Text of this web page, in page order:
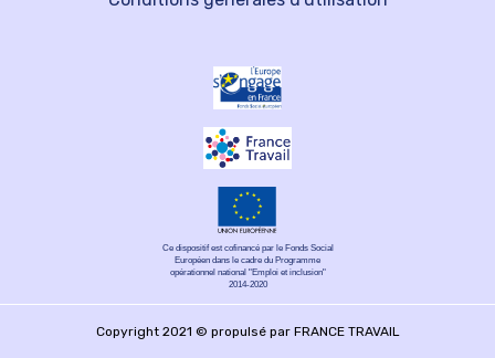
Ce dispositif est cofinancé par le Fonds Social
Européen dans le cadre du Programme
opérationnel national "Emploi et inclusion"
2014-2020
Copyright 2021 © propulsé par FRANCE TRAVAIL